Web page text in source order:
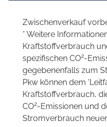
Zwischenverkauf
* Weitere
Kraftstoffverbrauch
spezifischen CO2-
gegebenenfalls zum
Pkw können dem
Kraftstoffverbrauch,
CO2-Emissionen und
Stromverbrauch